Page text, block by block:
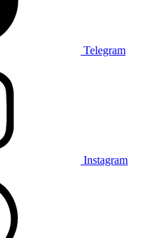
Telegram
Instagram